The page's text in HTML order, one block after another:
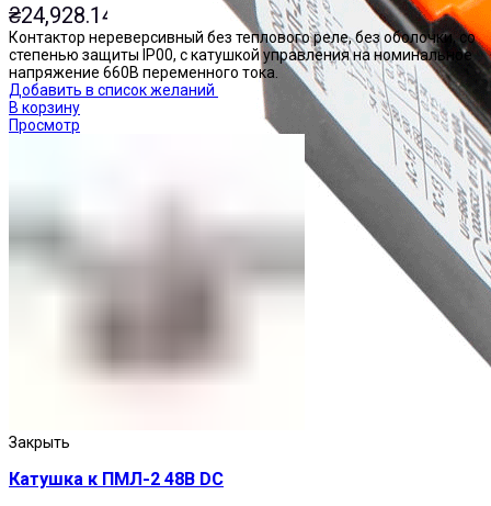
₴24,928.14
Контактор нереверсивный без теплового реле, без оболочки, со
степенью защиты IP00, с катушкой управления на номинальное
напряжение 660В переменного тока.
Добавить в список желаний
В корзину
Просмотр
Закрыть
Катушка к ПМЛ-2 48В DC